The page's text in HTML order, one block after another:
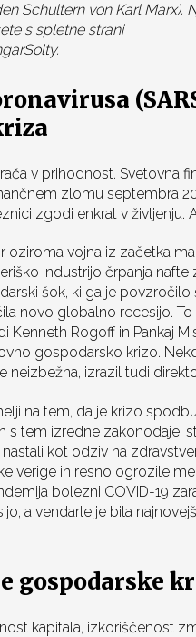
Schultern von Karl Marx).
s spletne strani
v prihodnost. Svetovna
zlomu septembra
zgodi enkrat v življenju.
oziroma vojna iz začetka
industrijo črpanja
šok, ki ga je
novo globalno recesijo.
Rogoff in Pankaj
gospodarsko krizo.
neizbežna, izrazil tudi
na tem, da je krizo
s tem izredne zakonodaje,
kot odziv na
verige in resno ogrozile
bolezni COVID-19
a vendarle je bila
gospodarske
kapitala, izkoriščenost